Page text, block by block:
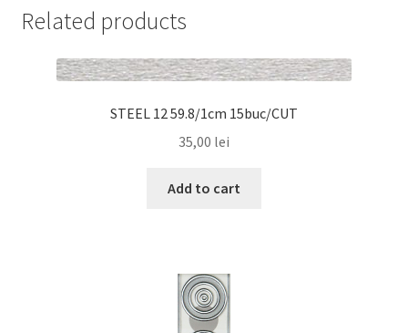
Related products
STEEL 12 59.8/1cm 15buc/CUT
35,00 lei
Add to cart